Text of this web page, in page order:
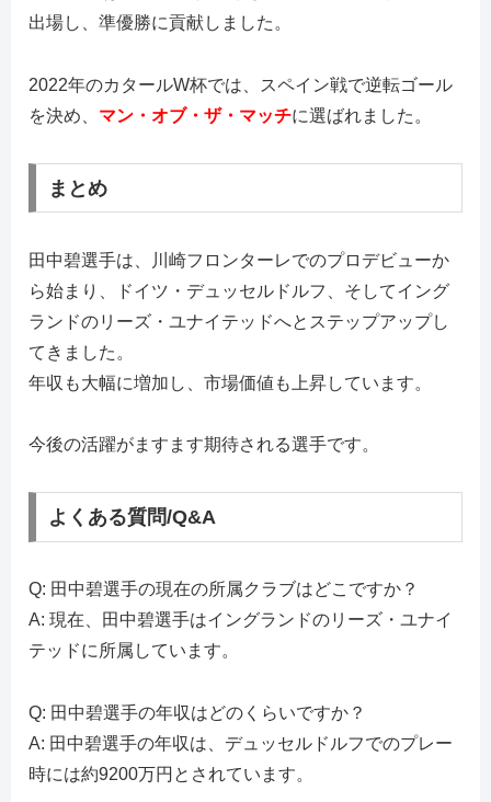
出場し、準優勝に貢献しました。
2022年のカタールW杯では、スペイン戦で逆転ゴール
を決め、 マン・オブ・ザ・マッチに選ばれました。
まとめ
田中碧選手は、川崎フロンターレでのプロデビューか
ら始まり、ドイツ・デュッセルドルフ、そしてイング
ランドのリーズ・ユナイテッドへとステップアップし
てきました。
年収も大幅に増加し、市場価値も上昇しています。
今後の活躍がますます期待される選手です。
よくある質問/Q&A
Q: 田中碧選手の現在の所属クラブはどこですか？
A: 現在、田中碧選手はイングランドのリーズ・ユナイ
テッドに所属しています。
Q: 田中碧選手の年収はどのくらいですか？
A: 田中碧選手の年収は、デュッセルドルフでのプレー
時には約9200万円とされています。